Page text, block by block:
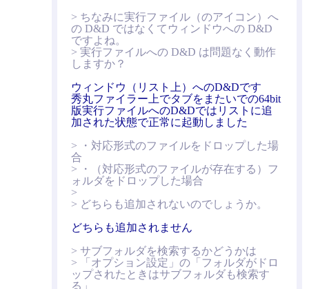
> ちなみに実行ファイル（のアイコン）へ
の D&D ではなくてウィンドウへの D&D
ですよね。
> 実行ファイルへの D&D は問題なく動作
しますか？
ウィンドウ（リスト上）へのD&Dです
秀丸ファイラー上でタブをまたいでの64bit
版実行ファイルへのD&Dではリストに追
加された状態で正常に起動しました
> ・対応形式のファイルをドロップした場
合
> ・（対応形式のファイルが存在する）フ
ォルダをドロップした場合
>
> どちらも追加されないのでしょうか。
どちらも追加されません
> サブフォルダを検索するかどうかは
> 「オプション設定」の「フォルダがドロ
ップされたときはサブフォルダも検索す
る」